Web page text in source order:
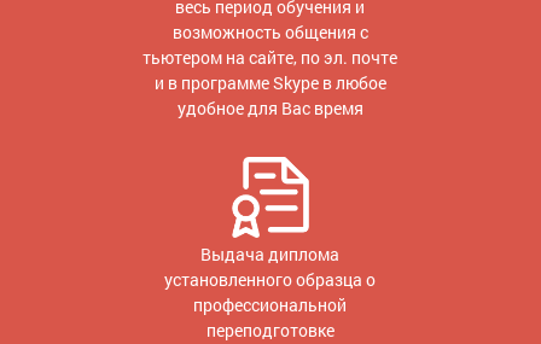
весь период обучения и
возможность общения с
тьютером на сайте, по эл. почте
и в программе Skype в любое
удобное для Вас время
Выдача диплома
установленного образца о
профессиональной
переподготовке